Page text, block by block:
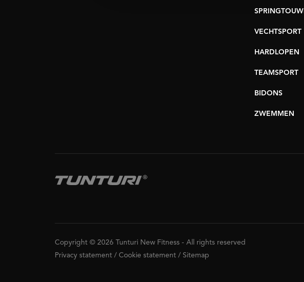
VECHTSPORT
HARDLOPEN
TEAMSPORT
BIDONS
ZWEMMEN
Copyright © 2026 Tunturi New Fitness - All rights reserved
Privacy statement / Cookie statement / Sitemap